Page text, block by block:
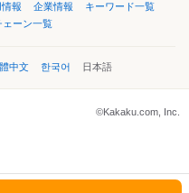
報 企業情報
キーワード一覧
ェーン一覧
中文 한국어 日本語
©Kakaku.com, Inc.